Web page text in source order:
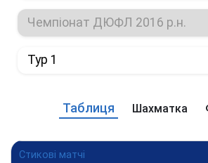
Чемпіонат ДЮФЛ 2016 р.н.
Тур 1
Таблиця Шахматка
Стикові матчі